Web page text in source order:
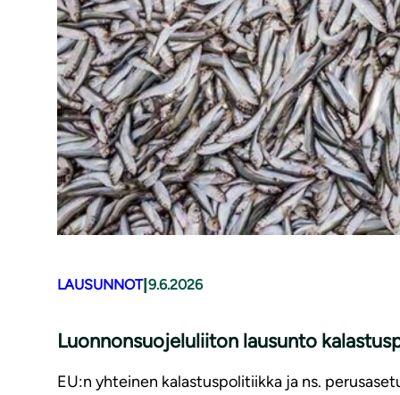
LAUSUNNOT|9.6.2026
Luonnonsuojeluliiton lausunto
EU:n yhteinen kalastuspolitiikka ja ns.